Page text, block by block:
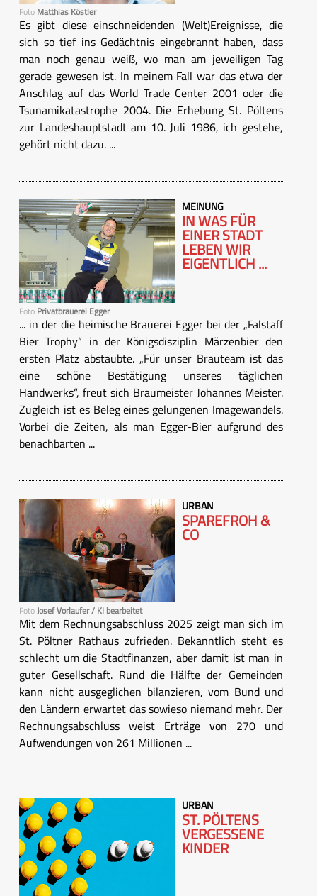
Foto Matthias Köstler
Es gibt diese einschneidenden (Welt)Ereignisse, die
sich so tief ins Gedächtnis eingebrannt haben, dass
man noch genau weiß, wo man am jeweiligen Tag
gerade gewesen ist. In meinem Fall war das etwa der
Anschlag auf das World Trade Center 2001 oder die
Tsunamikatastrophe 2004. Die Erhebung St. Pöltens
zur Landeshauptstadt am 10. Juli 1986, ich gestehe,
gehört nicht dazu. ...
Foto Privatbrauerei Egger
MEINUNG
IN WAS FÜR
EINER STADT
LEBEN WIR
EIGENTLICH ...
... in der die heimische Brauerei Egger bei der „Falstaff
Bier Trophy“ in der Königsdisziplin Märzenbier den
ersten Platz abstaubte. „Für unser Brauteam ist das
eine schöne Bestätigung unseres täglichen
Handwerks“, freut sich Braumeister Johannes Meister.
Zugleich ist es Beleg eines gelungenen Imagewandels.
Vorbei die Zeiten, als man Egger-Bier aufgrund des
benachbarten ...
FotoJosef Vorlaufer / KI bearbeitet
URBAN
SPAREFROH &
CO
Mit dem Rechnungsabschluss 2025 zeigt man sich im
St. Pöltner Rathaus zufrieden. Bekanntlich steht es
schlecht um die Stadtfinanzen, aber damit ist man in
guter Gesellschaft. Rund die Hälfte der Gemeinden
kann nicht ausgeglichen bilanzieren, vom Bund und
den Ländern erwartet das sowieso niemand mehr. Der
Rechnungsabschluss weist Erträge von 270 und
Aufwendungen von 261 Millionen ...
URBAN
ST. PÖLTENS
VERGESSENE
KINDER